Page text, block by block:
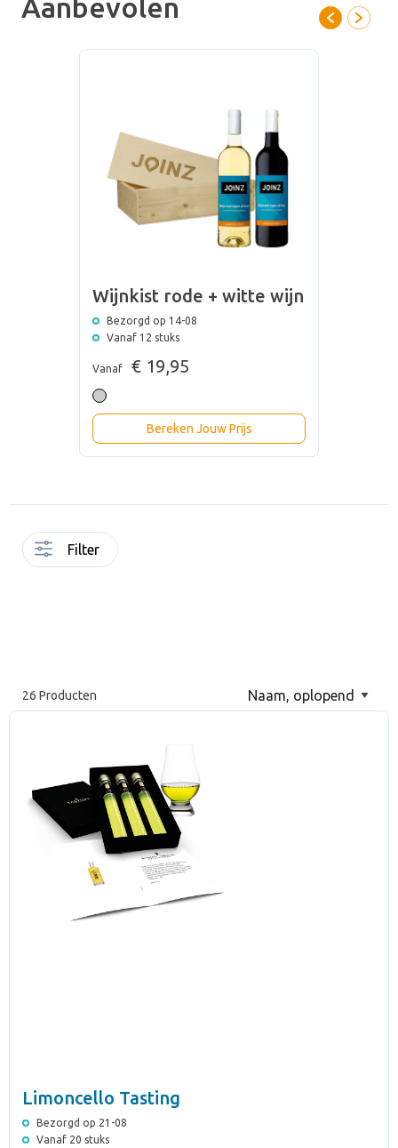
Aanbevolen
Wijnkist rode + witte wijn
Bezorgd op 14-08
Vanaf 12 stuks
Vanaf € 19,95
Bereken Jouw Prijs
Filter
26 Producten
Limoncello Tasting
Bezorgd op 21-08
Vanaf 20 stuks